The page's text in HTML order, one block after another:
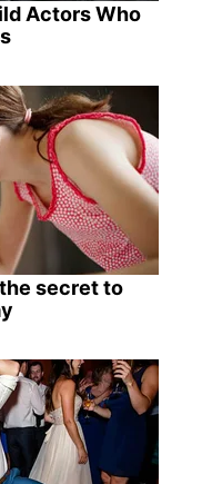
Actors Who
secret to